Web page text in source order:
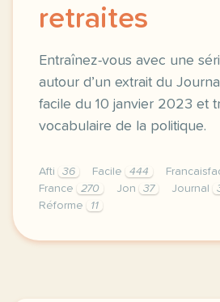
retraites
Entraînez-vous avec une
autour d’un extrait du
facile du 10 janvier 2023 et
vocabulaire de la politique.
Afti 36 Facile 444
France
270 Jon 37 Journal
Réforme
11
exercice b1 france